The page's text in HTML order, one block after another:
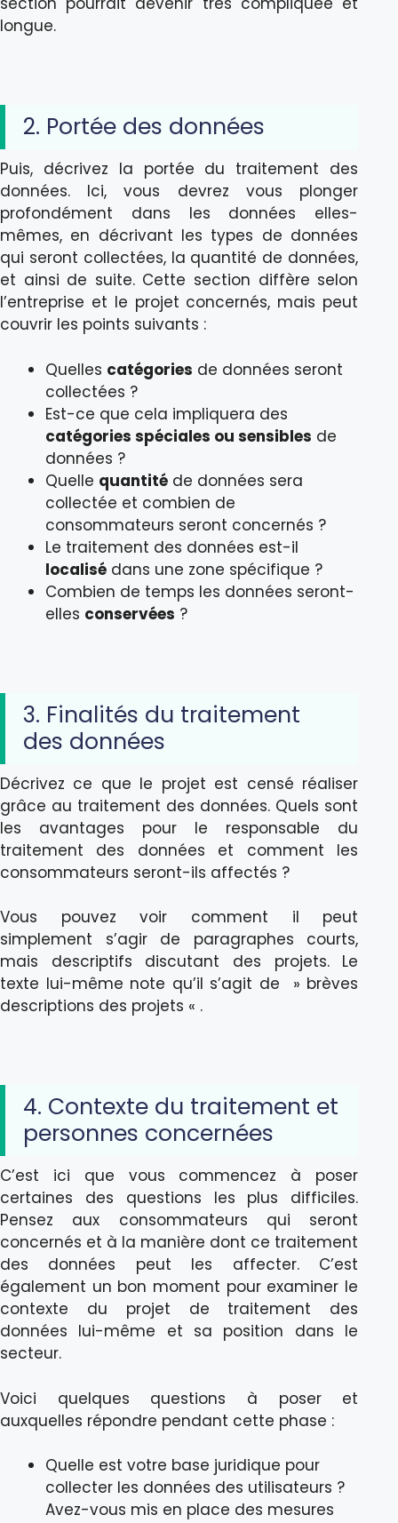
longue.
2. Portée des données
Puis, décrivez la portée du traitement des
données. Ici, vous devrez vous plonger
profondément dans les données elles-
mêmes, en décrivant les types de données
qui seront collectées, la quantité de données,
et ainsi de suite. Cette section diffère selon
l’entreprise et le projet concernés, mais peut
couvrir les points suivants :
Quelles catégories de données seront
collectées ?
Est-ce que cela impliquera des
catégories spéciales ou sensibles de
données ?
Quelle quantité de données sera
collectée et combien de
consommateurs seront concernés ?
Le traitement des données est-il
localisé dans une zone spécifique ?
Combien de temps les données seront-
elles conservées ?
3. Finalités du traitement
des données
Décrivez ce que le projet est censé réaliser
grâce au traitement des données. Quels sont
les avantages pour le responsable du
traitement des données et comment les
consommateurs seront-ils affectés ?
Vous pouvez voir comment il peut
simplement s’agir de paragraphes courts,
mais descriptifs discutant des projets. Le
texte lui-même note qu’il s’agit de » brèves
descriptions des projets « .
4. Contexte du traitement et
personnes concernées
C’est ici que vous commencez à poser
certaines des questions les plus difficiles.
Pensez aux consommateurs qui seront
concernés et à la manière dont ce traitement
des données peut les affecter. C’est
également un bon moment pour examiner le
contexte du projet de traitement des
données lui-même et sa position dans le
secteur.
Voici quelques questions à poser et
auxquelles répondre pendant cette phase :
Quelle est votre base juridique pour
collecter les données des utilisateurs ?
Avez-vous mis en place des mesures